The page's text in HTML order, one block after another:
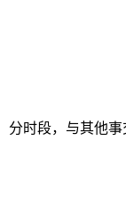
分时段，与其他